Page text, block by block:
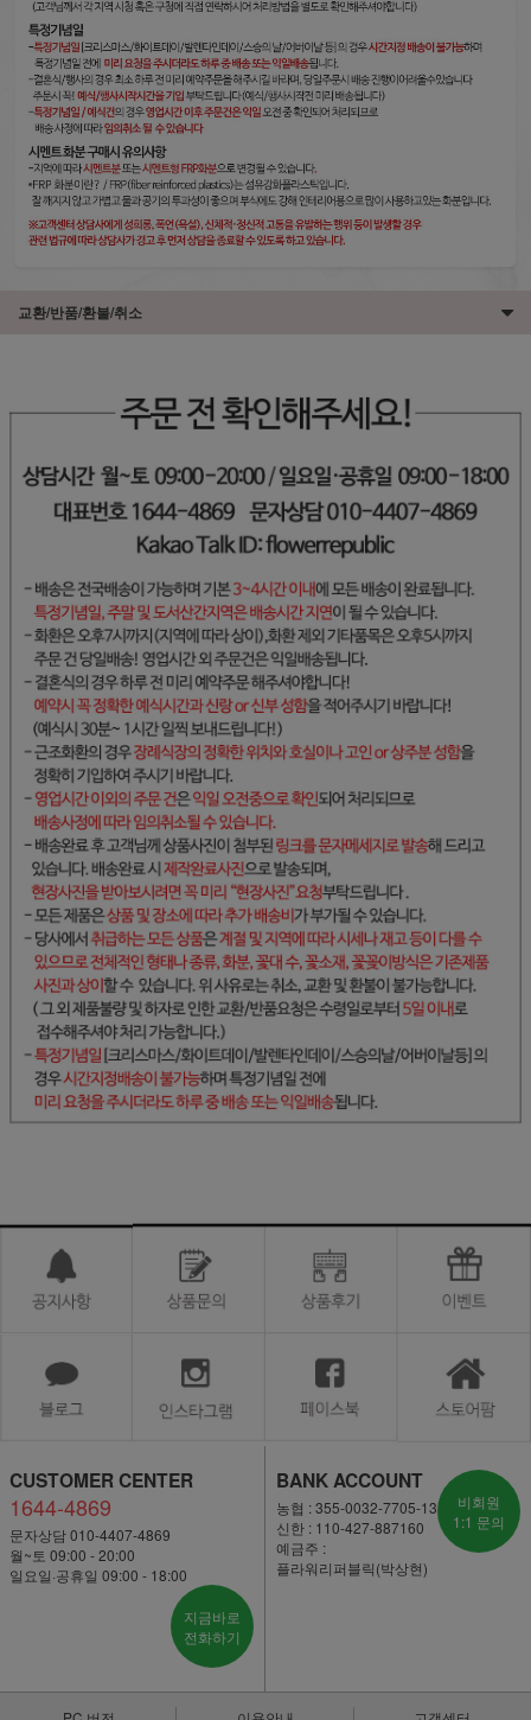
교환/반품/환불/취소
CUSTOMER CENTER
1644-4869
문자상담 010-4407-4869
월~토 09:00 - 20:00
일요일·공휴일 09:00 - 18:00
지금바로
전화하기
BANK ACCOUNT
농협 : 355-0032-7705-13
신한 : 110-427-887160
예금주 :
플라워리퍼블릭(박상현)
비회원
1:1 문의